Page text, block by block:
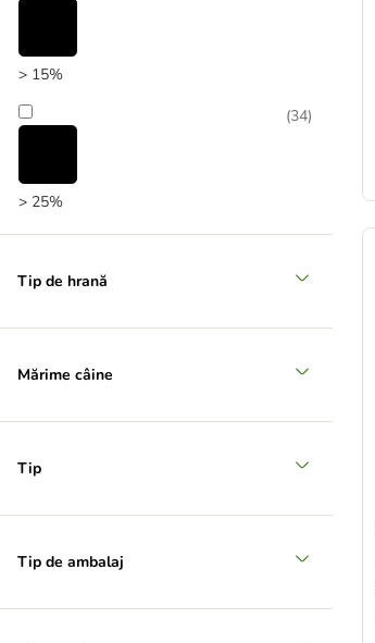
> 15%
> 25%
(34)
> 35%
Tip de hrană
Mărime câine
Tip
Tip de ambalaj